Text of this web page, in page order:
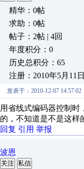
精华：0帖
求助：0帖
帖子：2帖 | 4回
年度积分：0
历史总积分：65
注册：2010年5月11日
发表于：2010-12-07 14:57:02
用省线式编码器控制时
的，不知道是不是这样
回复 引用 举报
波恩
关注 私信